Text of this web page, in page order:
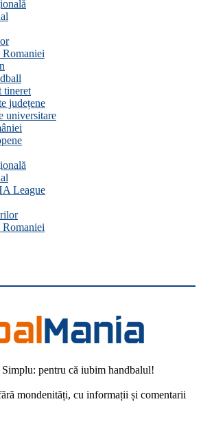
Romaniei
tineret
județene
universitare
League
Romaniei
pentru că iubim handbalul!
mondenități, cu informații și comentarii